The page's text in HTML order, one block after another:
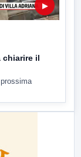
▶
chiarire il